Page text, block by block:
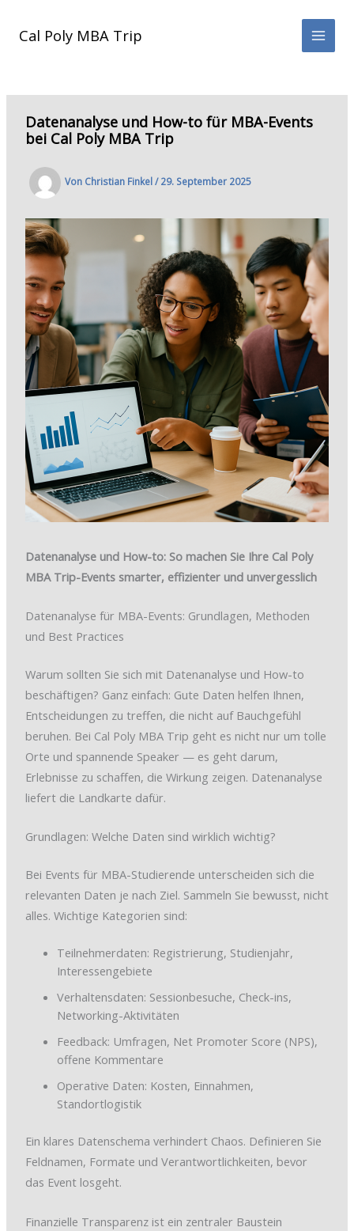
InhaltCal Poly MBA Trip
Datenanalyse und How-to für MBA-Events
bei Cal Poly MBA Trip
Von Christian Finkel/29. September 2025
Datenanalyse und How-to: So machen Sie Ihre Cal Poly
MBA Trip-Events smarter, effizienter und unvergesslich
Datenanalyse für MBA-Events: Grundlagen, Methoden
und Best Practices
Warum sollten Sie sich mit Datenanalyse und How-to
beschäftigen? Ganz einfach: Gute Daten helfen Ihnen,
Entscheidungen zu treffen, die nicht auf Bauchgefühl
beruhen. Bei Cal Poly MBA Trip geht es nicht nur um tolle
Orte und spannende Speaker — es geht darum,
Erlebnisse zu schaffen, die Wirkung zeigen. Datenanalyse
liefert die Landkarte dafür.
Grundlagen: Welche Daten sind wirklich wichtig?
Bei Events für MBA-Studierende unterscheiden sich die
relevanten Daten je nach Ziel. Sammeln Sie bewusst, nicht
alles. Wichtige Kategorien sind:
Teilnehmerdaten: Registrierung, Studienjahr,
Interessengebiete
Verhaltensdaten: Sessionbesuche, Check-ins,
Networking-Aktivitäten
Feedback: Umfragen, Net Promoter Score (NPS),
offene Kommentare
Operative Daten: Kosten, Einnahmen,
Standortlogistik
Ein klares Datenschema verhindert Chaos. Definieren Sie
Feldnamen, Formate und Verantwortlichkeiten, bevor
das Event losgeht.
Finanzielle Transparenz ist ein zentraler Baustein